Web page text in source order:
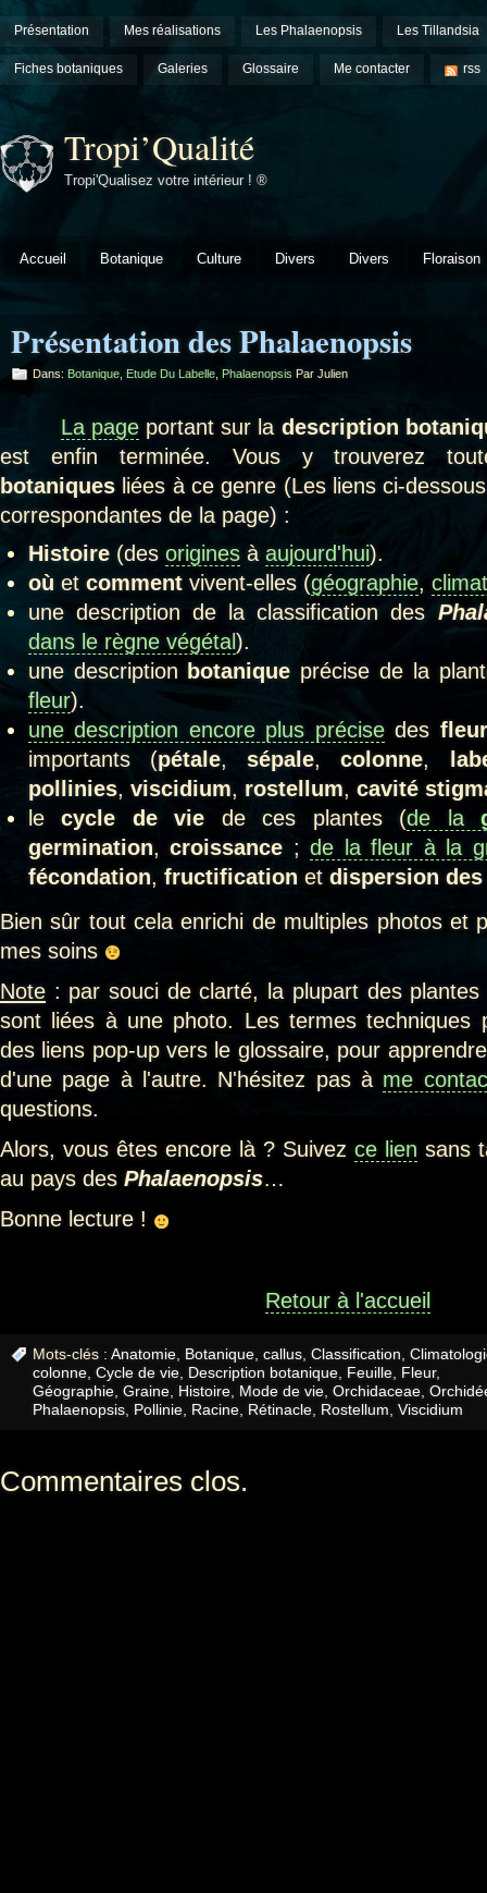
Présentation Mes réalisations Les Phalaenopsis Les Tillandsia
Fiches botaniques Galeries Glossaire Me contacter rss
Tropi’Qualité
Tropi'Qualisez votre intérieur ! ®
Accueil Botanique Culture Divers Divers Floraison
Présentation des Phalaenopsis
Dans: Botanique Etude Du Labelle Phalaenopsis Par Julien
La pageportant sur la description
est enfin terminée. Vous y trouverez
botaniques liées à ce genre (Les liens ci-
correspondantes de la page) :
Histoire(des originesà aujourd'hui).
où et commentvivent-elles (géographie,
une description de la classification des
dans le règne végétal).
une description botanique précise de la
fleur).
une description encore plus précisedes
importants (pétale,sépale,colonne,
pollinies, viscidium, rostellum, cavité
lecycle de vie de ces plantes (de la
germination,croissance ;de la fleur à la
fécondation, fructification et dispersion
Bien sûr tout cela enrichi de multiples photos et
mes soins
Note : par souci de clarté, la plupart des
sont liées à une photo. Les termes techniques
des liens pop-up vers le glossaire, pour
d'une page à l'autre. N'hésitez pas à me
questions.
Alors, vous êtes encore là ? Suivez ce lien sans
au pays des Phalaenopsis…
Bonne lecture !
Retour à l'accueil
Mots-clés : Anatomie, Botanique, callus, Classification,
colonne, Cycle de vie, Description botanique, Feuille, Fleur,
Géographie, Graine, Histoire, Mode de vie, Orchidaceae,
Phalaenopsis, Pollinie, Racine, Rétinacle, Rostellum, Viscidium
Commentaires clos.